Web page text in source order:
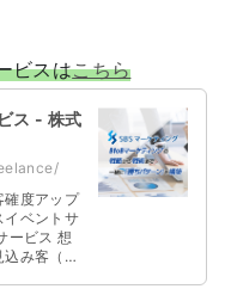
ビスはこちら
ス - 株式
確度アップ
イベントサ
ービス 想
み客（リ